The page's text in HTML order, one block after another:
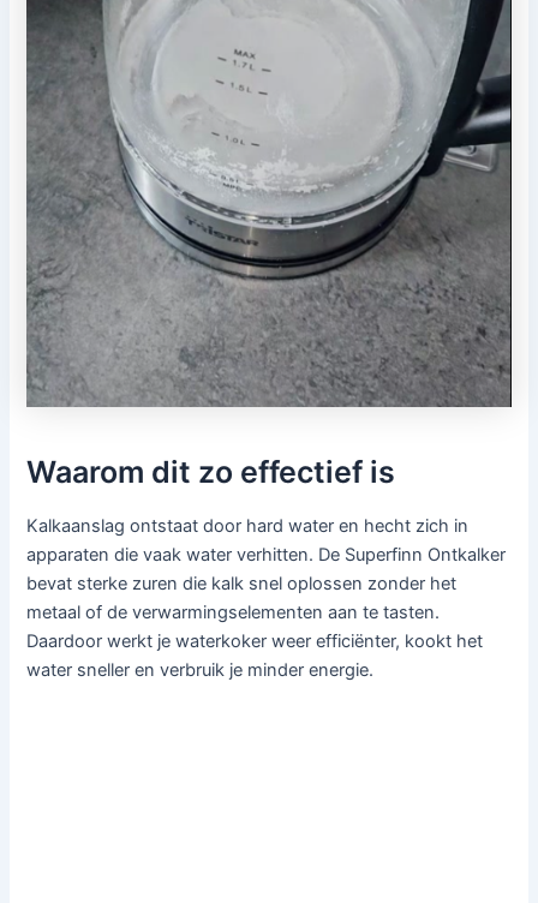
Waarom dit zo effectief is
Kalkaanslag ontstaat door hard water en hecht zich in
apparaten die vaak water verhitten. De Superfinn Ontkalker
bevat sterke zuren die kalk snel oplossen zonder het
metaal of de verwarmingselementen aan te tasten.
Daardoor werkt je waterkoker weer efficiënter, kookt het
water sneller en verbruik je minder energie.